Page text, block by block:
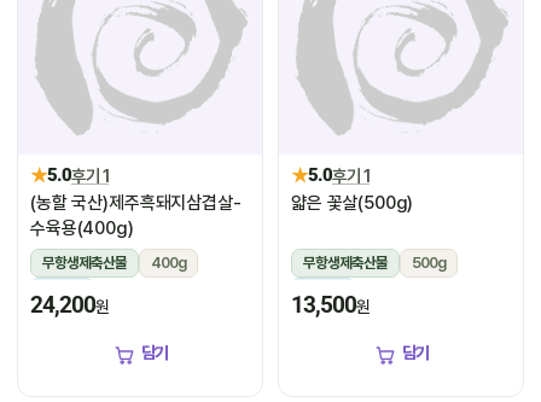
★5.0후기 1
(농할 국산)제주흑돼지삼겹살-
수육용(400g)
무항생제축산물
400g
냉장
24,200원
담기
★5.0후기 1
얇은 꽃살(500g)
무항생제축산물
500g
냉장
13,500원
담기